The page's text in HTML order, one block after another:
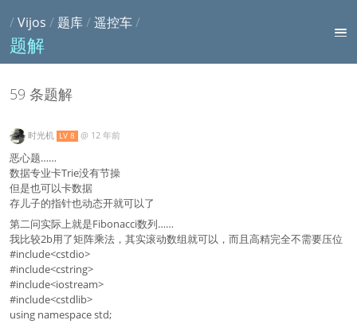
/Vijos / 题库/遥控车/
题解
59 条题解
时光机 LV 8 @ 12 年前
恶心题……
数据专业卡Trie没有节操
但是也可以卡数据
存儿子的指针也动态开就可以了
第二问实际上就是Fibonacci数列……
我比较2b用了矩阵乘法，其实滚动数组就可以，而且高精完全不需要压位
#include<cstdio>
#include<cstring>
#include<iostream>
#include<cstdlib>
using namespace std;